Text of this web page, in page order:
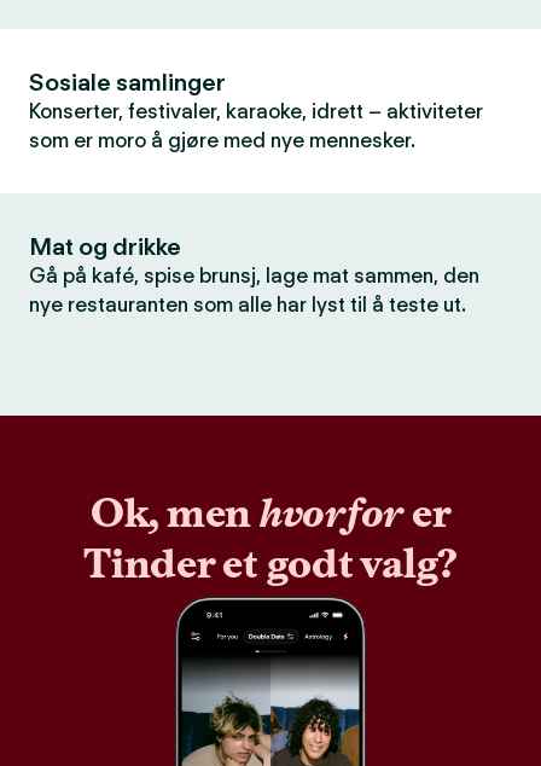
Sosiale samlinger
Konserter, festivaler, karaoke, idrett – aktiviteter
som er moro å gjøre med nye mennesker.
Mat og drikke
Gå på kafé, spise brunsj, lage mat sammen, den
nye restauranten som alle har lyst til å teste ut.
Ok, menhvorforer
Tinder et godt valg?